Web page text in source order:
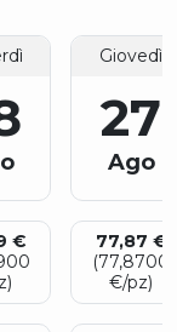
Giovedì
27
Ago
€
77,87 €
(77,8700
€/pz)